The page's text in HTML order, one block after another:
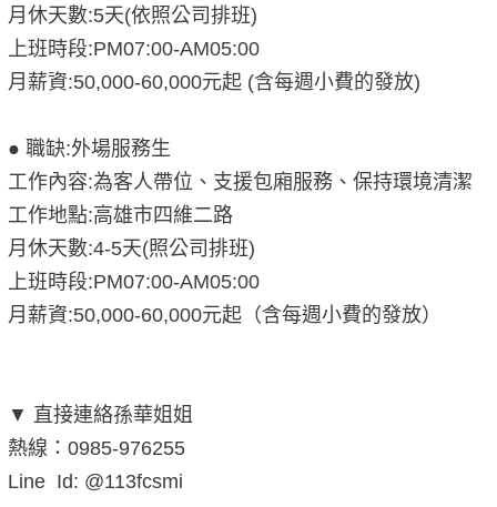
月休天數:5天(依照公司排班)
上班時段:PM07:00-AM05:00
月薪資:50,000-60,000元起 (含每週小費的發放)
● 職缺:外場服務生
工作內容:為客人帶位、支援包廂服務、保持環境清潔
工作地點:高雄市四維二路
月休天數:4-5天(照公司排班)
上班時段:PM07:00-AM05:00
月薪資:50,000-60,000元起（含每週小費的發放）
▼ 直接連絡孫華姐姐
熱線：0985-976255
Line Id: @113fcsmi